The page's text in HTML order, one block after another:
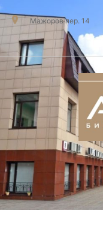
Мажоров пер. 14